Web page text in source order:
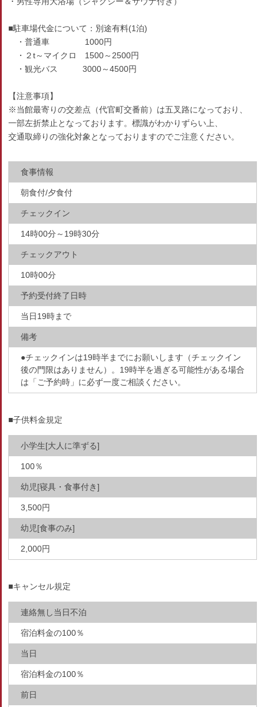
■駐車場代金について：別途有料(1泊)
・普通車 1000円
・２t～マイクロ 1500～2500円
・観光バス 3000～4500円
【注意事項】
※当館最寄りの交差点（代官町交番前）は五叉路になっており、
一部左折禁止となっております。標識がわかりずらい上、
交通取締りの強化対象となっておりますのでご注意ください。
食事情報
朝食付/夕食付
チェックイン
14時00分～19時30分
チェックアウト
10時00分
予約受付終了日時
当日19時まで
備考
●チェックインは19時半までにお願いします（チェックイン
後の門限はありません）。19時半を過ぎる可能性がある場合
は「ご予約時」に必ず一度ご相談ください。
■子供料金規定
小学生[大人に準ずる]
100％
幼児[寝具・食事付き]
3,500円
幼児[食事のみ]
2,000円
■キャンセル規定
連絡無し当日不泊
宿泊料金の100％
当日
宿泊料金の100％
前日